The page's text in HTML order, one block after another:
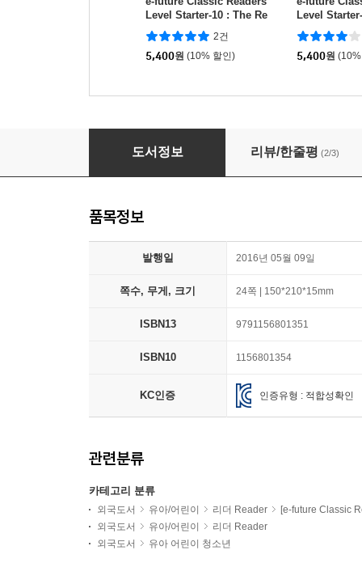
Level Starter-10 : The Re
d Shoes
2건
5,400원 (10% 할인)
Level
and the Pot
5,400원
e-future Classic Readers Level Starter-19 :
도서정보 리뷰/한줄평 (2/3)
품목정보
발행일 2016년 05월 09일
쪽수, 무게, 크기 24쪽 | 150*210*15mm
ISBN13 9791156801351
ISBN10 1156801354
KC인증 인증유형 : 적합성확인
관련분류
카테고리 분류
외국도서 유아/어린이 리더 Reader
[e-future Classic
외국도서
유아/어린이
리더 Reader
외국도서
유아 어린이 청소년